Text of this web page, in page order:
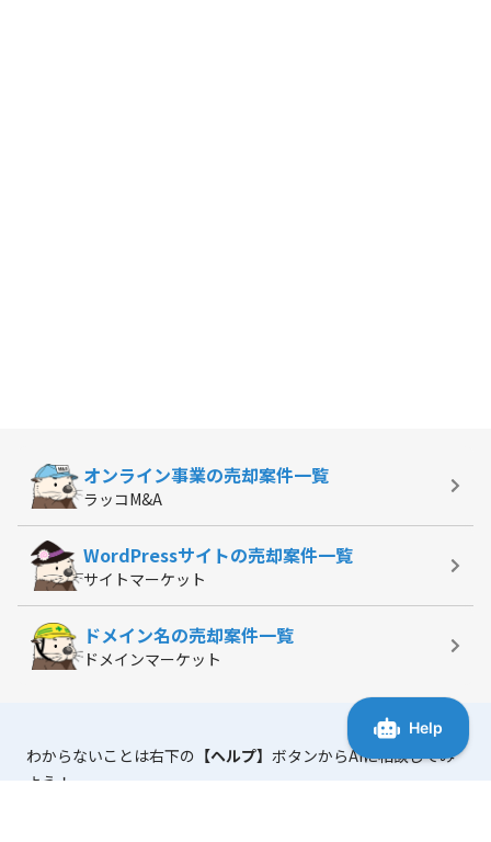
オンライン事業の売却案件一覧
ラッコM&A
WordPressサイトの売却案件一覧
サイトマーケット
ドメイン名の売却案件一覧
ドメインマーケット
わからないことは右下の 【ヘルプ】 ボタンからAIに相談してみ
よう！